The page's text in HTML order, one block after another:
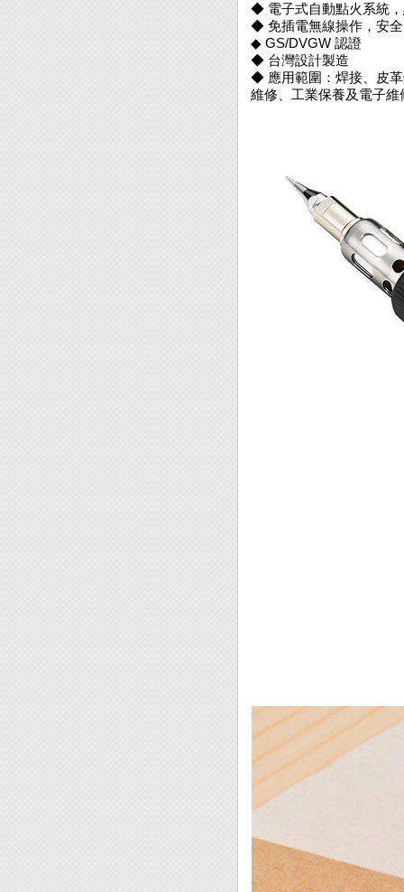
◆ 電子式自動點火系統
◆ 免插電無線操作，安
◆ GS/DVGW 認證
◆ 台灣設計製造
◆ 應用範圍：焊接、皮
維修、工業保養及電子維